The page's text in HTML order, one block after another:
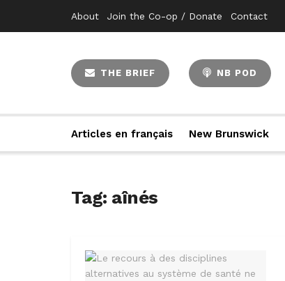
About Join the Co-op / Donate Contact
THE BRIEF NB POD
Articles en français New Brunswick
Tag: aînés